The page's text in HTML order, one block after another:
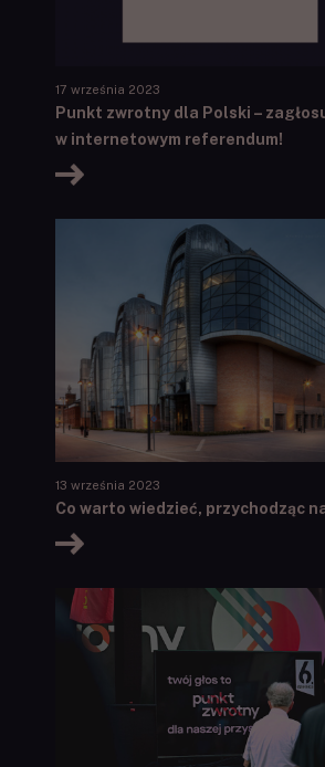
17 września 2023
Punkt zwrotny dla Polski –
w internetowym referendum!
13 września 2023
Co warto wiedzieć, przychodząc